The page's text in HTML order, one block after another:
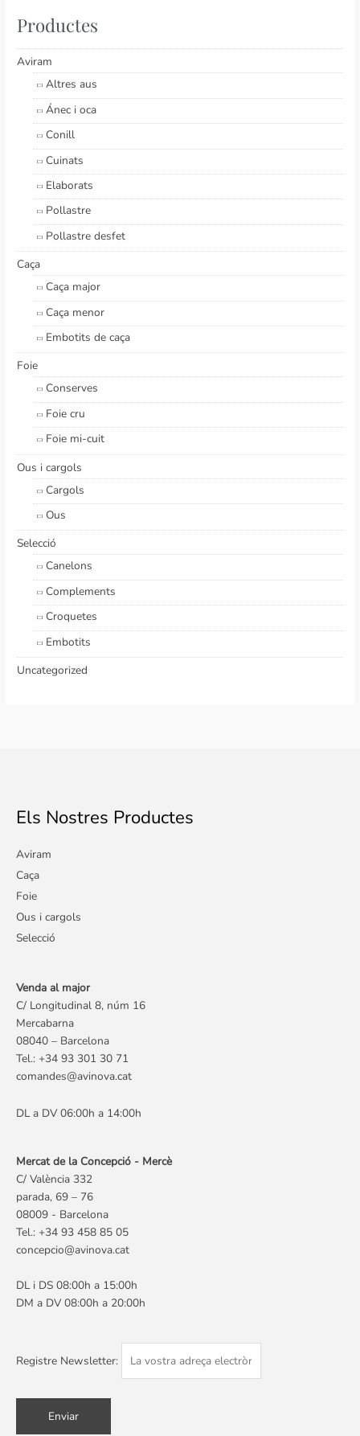
Productes
Aviram
Altres aus
Ánec i oca
Conill
Cuinats
Elaborats
Pollastre
Pollastre desfet
Caça
Caça major
Caça menor
Embotits de caça
Foie
Conserves
Foie cru
Foie mi-cuit
Ous i cargols
Cargols
Ous
Selecció
Canelons
Complements
Croquetes
Embotits
Uncategorized
Els Nostres Productes
Aviram
Caça
Foie
Ous i cargols
Selecció
Venda al major
C/ Longitudinal 8, núm 16
Mercabarna
08040 – Barcelona
Tel.: +34 93 301 30 71
comandes@avinova.cat
DL a DV 06:00h a 14:00h
Mercat de la Concepció - Mercè
C/ València 332
parada, 69 – 76
08009 - Barcelona
Tel.: +34 93 458 85 05
concepcio@avinova.cat
DL i DS 08:00h a 15:00h
DM a DV 08:00h a 20:00h
Registre Newsletter: